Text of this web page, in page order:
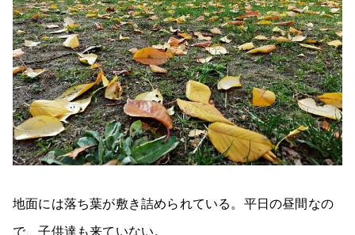
地面には落ち葉が敷き詰められている。平日の昼間なの
で、子供達も来ていない。